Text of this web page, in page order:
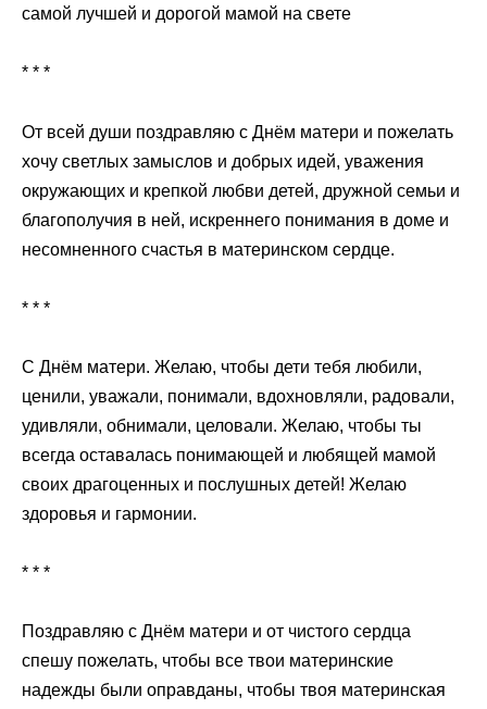
самой лучшей и дорогой мамой на свете
* * *
От всей души поздравляю с Днём матери и пожелать
хочу светлых замыслов и добрых идей, уважения
окружающих и крепкой любви детей, дружной семьи и
благополучия в ней, искреннего понимания в доме и
несомненного счастья в материнском сердце.
* * *
С Днём матери. Желаю, чтобы дети тебя любили,
ценили, уважали, понимали, вдохновляли, радовали,
удивляли, обнимали, целовали. Желаю, чтобы ты
всегда оставалась понимающей и любящей мамой
своих драгоценных и послушных детей! Желаю
здоровья и гармонии.
* * *
Поздравляю с Днём матери и от чистого сердца
спешу пожелать, чтобы все твои материнские
надежды были оправданы, чтобы твоя материнская